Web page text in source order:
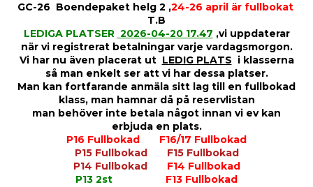
GC-26 Boendepaket helg 2 ,24-26 april är fullbokat
T.B
LEDIGA PLATSER 2026-04-20 17.47 ,vi uppdaterar
när vi registrerat betalningar varje vardagsmorgon.
Vi har nu även placerat ut LEDIG PLATS i klasserna
så man enkelt ser att vi har dessa platser.
Man kan fortfarande anmäla sitt lag till en fullbokad
klass, man hamnar då på reservlistan
man behöver inte betala något innan vi ev kan
erbjuda en plats.
P16 Fullbokad
F16/17 Fullbokad
P15 Fullbokad F15 Fullbokad
P14 Fullbokad
F14 Fullbokad
P13 2st
F13 Fullbokad